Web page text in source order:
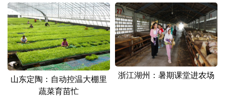
山东定陶：自动控温大棚里
蔬菜育苗忙
浙江湖州：暑期课堂进农场